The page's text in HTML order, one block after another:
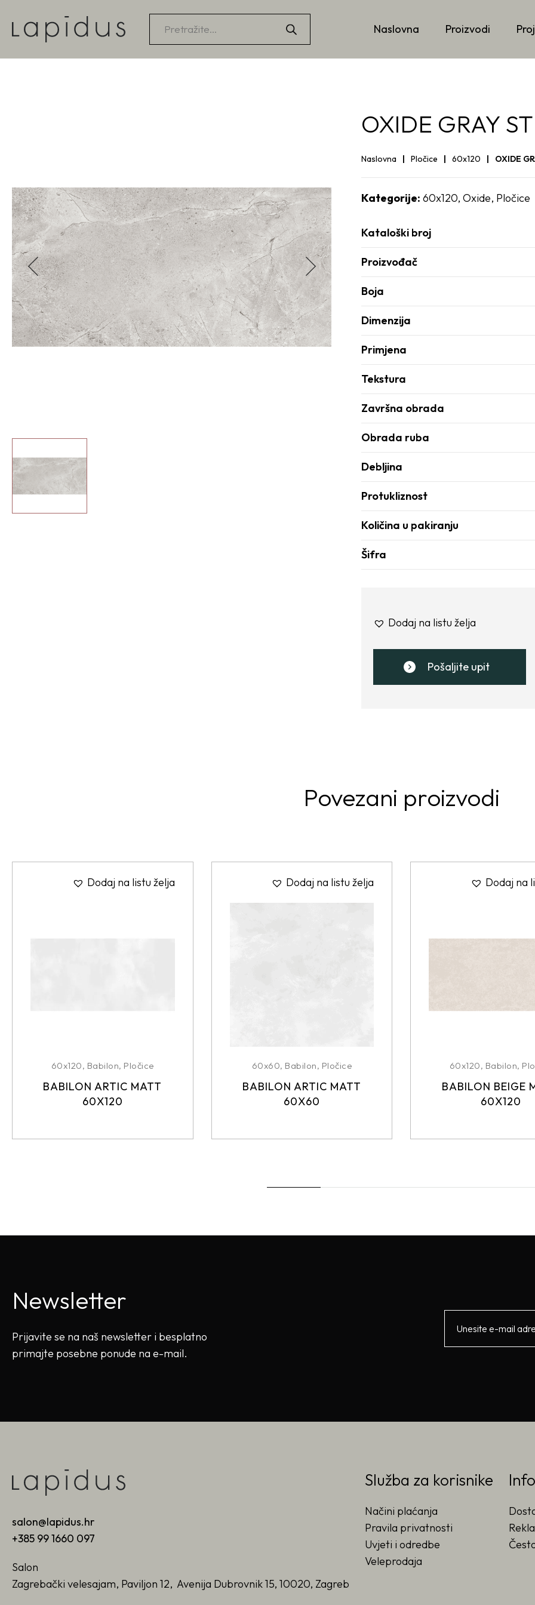
Products
search
Naslovna Proizvodi
OXIDE GRAY
Naslovna Pločice 60x120 OXIDE
Kategorije: 60x120, Oxide, Pločice
Kataloški broj
Proizvođač
Boja
Dimenzija
Primjena
Tekstura
Završna obrada
Obrada ruba
Debljina
Protukliznost
Količina u pakiranju
Šifra
Dodaj na listu želja
Pošaljite upit
Povezani proizvodi
Dodaj na listu želja
60x120, Babilon, Pločice
BABILON ARTIC MATT
60X120
Dodaj na listu želja
60x60, Babilon, Pločice
BABILON ARTIC MATT
60X60
Dodaj na
60x120, Babilon,
BABILON BEIGE
60X120
Newsletter
Prijavite se na naš newsletter i besplatno
primajte posebne ponude na e-mail.
salon@lapidus.hr
+385 99 1660 097
Salon
Zagrebački velesajam, Paviljon 12, Avenija Dubrovnik 15, 10020, Zagreb
Služba za korisnike
Načini plaćanja
Pravila privatnosti
Uvjeti i odredbe
Veleprodaja